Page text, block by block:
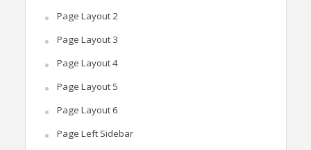
Page Layout 2
Page Layout 3
Page Layout 4
Page Layout 5
Page Layout 6
Page Left Sidebar